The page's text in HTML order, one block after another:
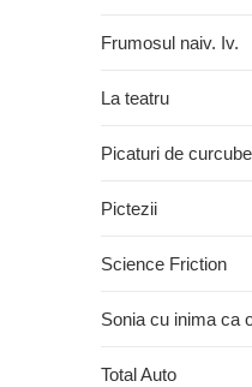
Frumosul naiv. Iv.
La teatru
Picaturi de
Pictezii
Science Friction
Sonia cu inima ca
Total Auto